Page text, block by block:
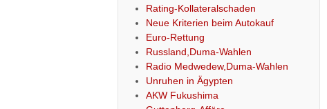
Rating-Kollateralschaden
Neue Kriterien beim Autokauf
Euro-Rettung
Russland,Duma-Wahlen
Radio Medwedew,Duma-Wahlen
Unruhen in Ägypten
AKW Fukushima